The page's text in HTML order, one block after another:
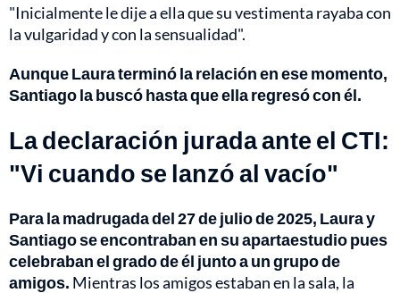
"Inicialmente le dije a ella que su vestimenta rayaba con
la vulgaridad y con la sensualidad".
Aunque Laura terminó la relación en ese momento,
Santiago la buscó hasta que ella regresó con él.
La declaración jurada ante el CTI:
"Vi cuando se lanzó al vacío"
Para la madrugada del 27 de julio de 2025, Laura y
Santiago se encontraban en su apartaestudio pues
celebraban el grado de él junto a un grupo de
amigos. Mientras los amigos estaban en la sala, la